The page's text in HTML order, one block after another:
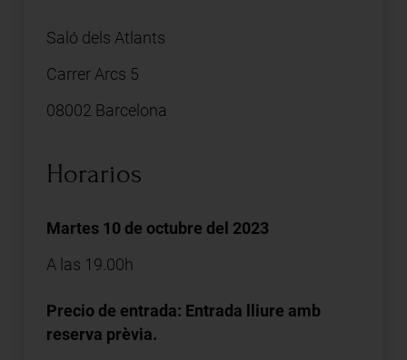
Saló dels Atlants
Carrer Arcs 5
08002 Barcelona
Horarios
Martes 10 de octubre del 2023
A las 19.00h
Precio de entrada: Entrada lliure amb
reserva prèvia.